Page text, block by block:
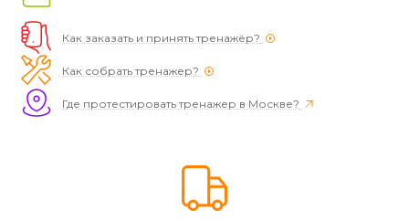
Как заказать и принять тренажёр?
Как собрать тренажер?
Где протестировать тренажер в Москве?